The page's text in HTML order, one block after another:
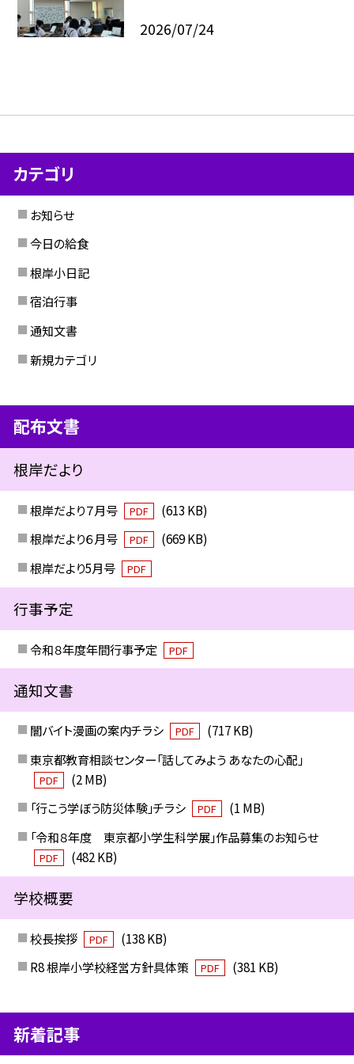
2026/07/24
カテゴリ
お知らせ
今日の給食
根岸小日記
宿泊行事
通知文書
新規カテゴリ
配布文書
根岸だより
根岸だより７月号 PDF
(613 KB)
根岸だより６月号
PDF
(669 KB)
根岸だより5月号
PDF
行事予定
令和８年度年間行事予定 PDF
通知文書
闇バイト漫画の案内チラシ PDF
(717 KB)
東京都教育相談センター「話してみよう あなたの心配」
PDF
(2 MB)
「行こう学ぼう防災体験」チラシ
PDF
(1 MB)
「令和８年度 東京都小学生科学展」作品募集のお知らせ
PDF (482 KB)
学校概要
校長挨拶 PDF
(138 KB)
R8 根岸小学校経営方針具体策
PDF (381 KB)
新着記事